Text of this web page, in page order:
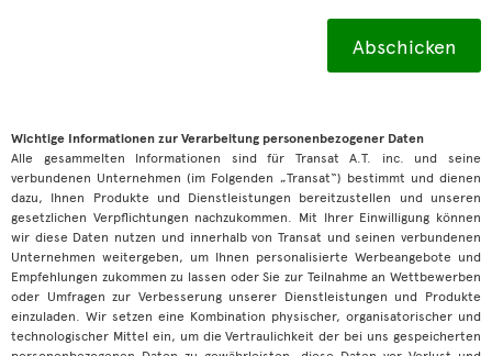
Wichtige Informationen zur Verarbeitung personenbezogener Daten
Alle gesammelten Informationen sind für Transat A.T. inc. und seine
verbundenen Unternehmen (im Folgenden „Transat“) bestimmt und dienen
dazu, Ihnen Produkte und Dienstleistungen bereitzustellen und unseren
gesetzlichen Verpflichtungen nachzukommen. Mit Ihrer Einwilligung können
wir diese Daten nutzen und innerhalb von Transat und seinen verbundenen
Unternehmen weitergeben, um Ihnen personalisierte Werbeangebote und
Empfehlungen zukommen zu lassen oder Sie zur Teilnahme an Wettbewerben
oder Umfragen zur Verbesserung unserer Dienstleistungen und Produkte
einzuladen. Wir setzen eine Kombination physischer, organisatorischer und
technologischer Mittel ein, um die Vertraulichkeit der bei uns gespeicherten